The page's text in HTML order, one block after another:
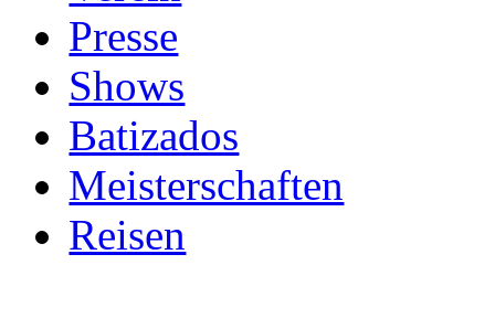
Presse
Shows
Batizados
Meisterschaften
Reisen